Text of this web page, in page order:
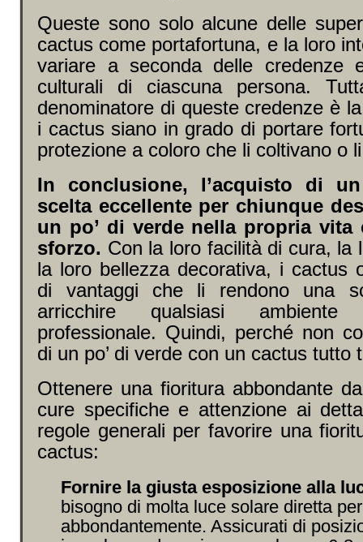
Queste sono solo alcune delle
cactus come portafortuna, e la loro
variare a seconda delle credenze
culturali di ciascuna persona.
denominatore di queste credenze è
i cactus siano in grado di portare
protezione a coloro che li coltivano o
In conclusione, l’acquisto di
scelta eccellente per chiunque
un po’ di verde nella propria
sforzo. Con la loro facilità di cura, la
la loro bellezza decorativa, i cactus
di vantaggi che li rendono una
arricchire qualsiasi
professionale. Quindi, perché non
di un po’ di verde con un cactus tutto
Ottenere una fioritura abbondante
cure specifiche e attenzione ai
regole generali per favorire una
cactus:
Fornire la giusta esposizione alla
bisogno di molta luce solare diretta
abbondantemente. Assicurati di